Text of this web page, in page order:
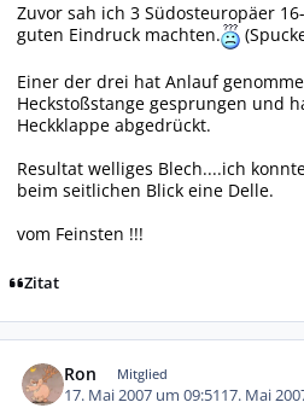
Zuvor sah ich 3 Südosteuropäer
guten Eindruck machten.
Einer der drei hat Anlauf
Heckstoßstange gesprungen und
Heckklappe abgedrückt.
Resultat welliges Blech....ich
beim seitlichen Blick eine Delle.
vom Feinsten !!!
Zitat
Ron Mitglied
17. Mai 2007 um 09:5117. Mai